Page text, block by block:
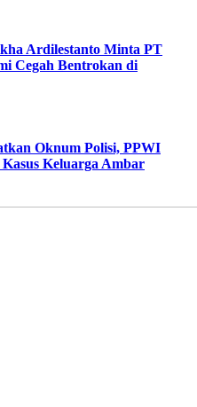
Ardilestanto Minta PT
Cegah Bentrokan di
Oknum Polisi, PPWI
Keluarga Ambar